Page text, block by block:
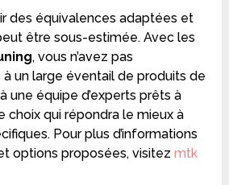
des équivalences adaptées et
être sous-estimée. Avec les
, vous n’avez pas
un large éventail de produits de
une équipe d’experts prêts à
choix qui répondra le mieux à
Pour plus d’informations
options proposées, visitezmtk